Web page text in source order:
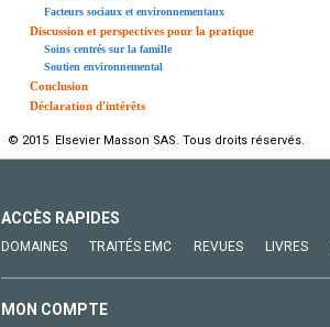
Facteurs sociaux et environnementaux
Discussion et perspectives pour la pratique
Soins centrés sur la famille
Soutien environnemental
Conclusion
Déclaration d'intérêts
© 2015 Elsevier Masson SAS. Tous droits réservés.
ACCÈS RAPIDES
DOMAINES TRAITÉS EMC REVUES LIVRES
MON COMPTE